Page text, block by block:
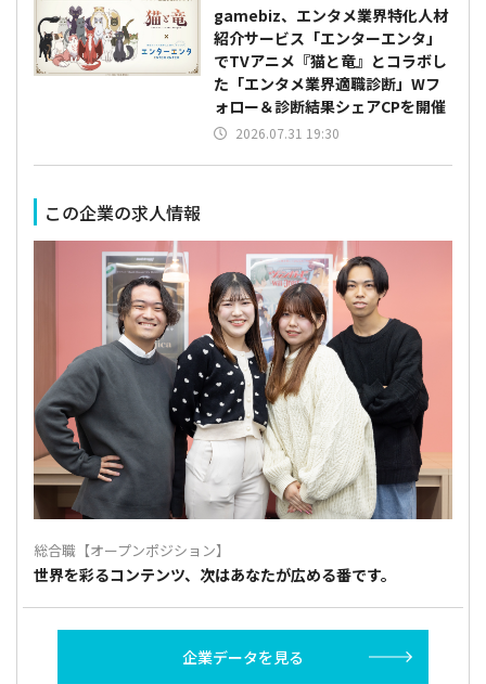
gamebiz、エンタメ業界特化人材
紹介サービス「エンターエンタ」
でTVアニメ『猫と竜』とコラボし
た「エンタメ業界適職診断」Wフ
ォロー＆診断結果シェアCPを開催
2026.07.31 19:30
この企業の求人情報
総合職【オープンポジション】
世界を彩るコンテンツ、次はあなたが広める番です。
企業データを見る